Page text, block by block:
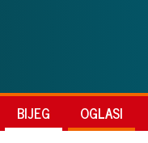
BIJEG OGLASI